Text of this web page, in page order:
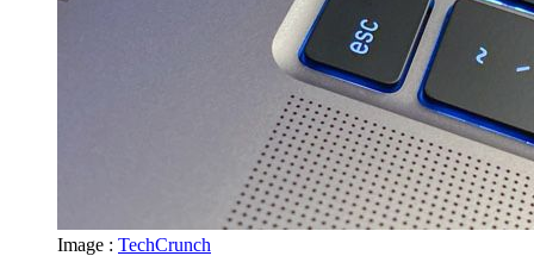
Image : TechCrunch